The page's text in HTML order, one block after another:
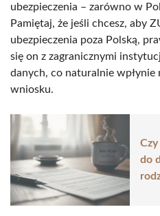
ubezpieczenia – zarówno w
Pamiętaj, że jeśli chcesz, aby
ubezpieczenia poza Polską,
się on z zagranicznymi
danych, co naturalnie wpłynie
wniosku.
do